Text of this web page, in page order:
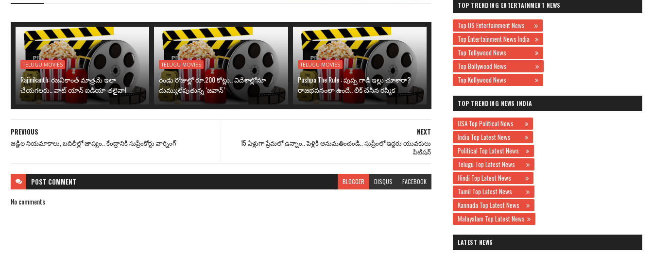
TELUGU MOVIES
Rajinikanth: రజనీకాంత్ మాత్రమే ఇలా
చేయగలరు.. వాట్ యాన్ ఐడియా తలైవా!
TELUGU MOVIES
రెండు రోజుల్లో రూ.200 కోట్లు.. విదేశాల్లోనూ
దుమ్ములేపుతున్న ‘జవాన్’
TELUGU MOVIES
Pushpa The Rule : పుష్ప గాడి ఇల్లు చూశారా?
రాజభవనంలా ఉందే.. లీక్ చేసిన రష్మిక
NEXT
15 ఏళ్లుగా ప్రేమలో ఉన్నాం.. పెళ్లికి అనుమతించండి.. సుప్రీంలో ఇద్దరు యువకులు
పిటిషన్
PREVIOUS
జడ్జిల నియమాకాలు, బదిలీల్లో జాప్యం.. కేంద్రానికి సుప్రీంకోర్టు వార్నింగ్
POST COMMENT BLOGGER DISQUS FACEBOOK
No comments
TOP TRENDING ENTERTAINMENT NEWS
Top US Entertainment News
Top Entertainment News India
Top Tollywood News
Top Bollywood News
Top Kollywood News
TOP TRENDING NEWS INDIA
USA Top Political News
India Top Latest News
Political Top Latest News
Telugu Top Latest News
Hindi Top Latest News
Tamil Top Latest News
Kannada Top Latest News
Malayalam Top Latest News
LATEST NEWS